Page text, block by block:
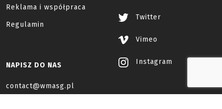
Reklama i współpraca
Regulamin
Twitter
Vimeo
Instagram
NAPISZ DO NAS
contact@wmasg.pl